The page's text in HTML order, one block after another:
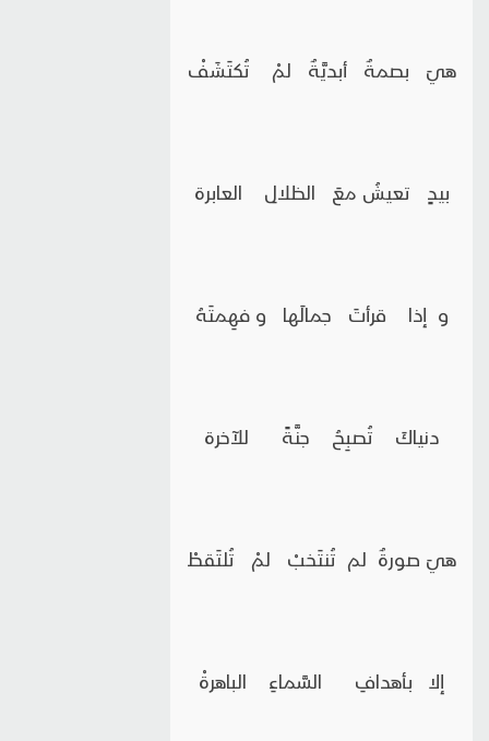
هيَ بصمةٌ أبديَّةٌ لمْ تُكتَشَفْ
بيدٍ تعيشُ معَ الظلالِ العابرة
و إذا قرأتَ جمالَها و فهِمتَهُ
دنياكَ تُصبِحُ جنَّةً للآخرة
هيَ صورةٌ لم تُنتَخبْ لمْ تُلتَقطْ
إلا بأهدافِ السَّماءِ الباهرةْ